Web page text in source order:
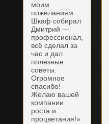
моим
пожеланиям.
Шкаф собирал
Дмитрий —
профессионал,
всё сделал за
час и дал
полезные
советы.
Огромное
спасибо!
Желаю вашей
компании
роста и
процветания!»